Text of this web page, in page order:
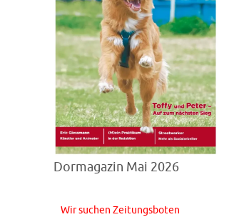
Dormagazin Mai 2026
Wir suchen Zeitungsboten